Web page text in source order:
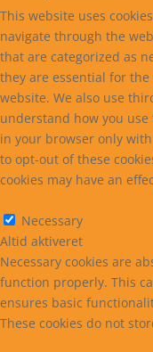
This website uses
navigate through the
that are categorized as
they are essential for
website. We also use
understand how you
in your browser only
to opt-out of these
cookies may have an
Necessary
Altid aktiveret
Necessary cookies are
function properly. This
ensures basic
These cookies do not